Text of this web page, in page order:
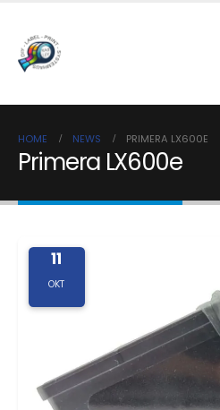
HOME NEWS PRIMERA LX600E
Primera LX600e
11
OKT